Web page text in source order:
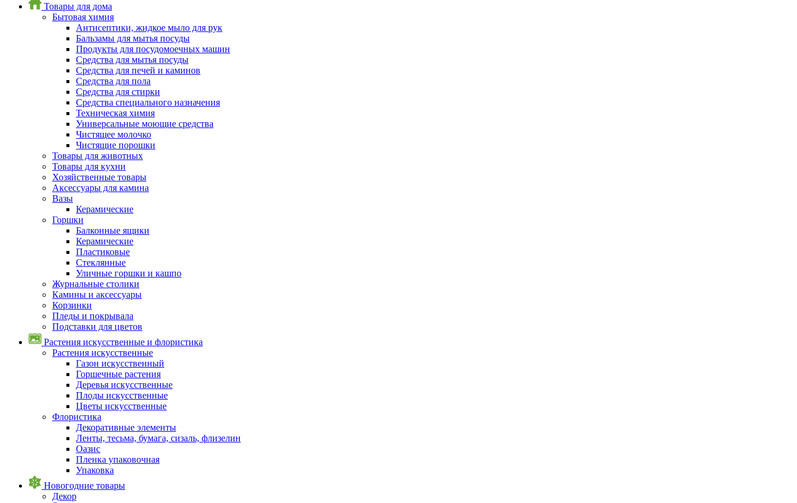
Товары для дома
Бытовая химия
Антисептики, жидкое мыло для рук
Бальзамы для мытья посуды
Продукты для посудомоечных машин
Средства для мытья посуды
Средства для печей и каминов
Средства для пола
Средства для стирки
Средства специального назначения
Техническая химия
Универсальные моющие средства
Чистящее молочко
Чистящие порошки
Товары для животных
Товары для кухни
Хозяйственные товары
Аксессуары для камина
Вазы
Керамические
Горшки
Балконные ящики
Керамические
Пластиковые
Стеклянные
Уличные горшки и кашпо
Журнальные столики
Камины и аксессуары
Корзинки
Пледы и покрывала
Подставки для цветов
Растения искусственные и флористика
Растения искусственные
Газон искусственный
Горшечные растения
Деревья искусственные
Плоды искусственные
Цветы искусственные
Флористика
Декоративные элементы
Ленты, тесьма, бумага, сизаль, флизелин
Оазис
Пленка упаковочная
Упаковка
Новогодние товары
Декор